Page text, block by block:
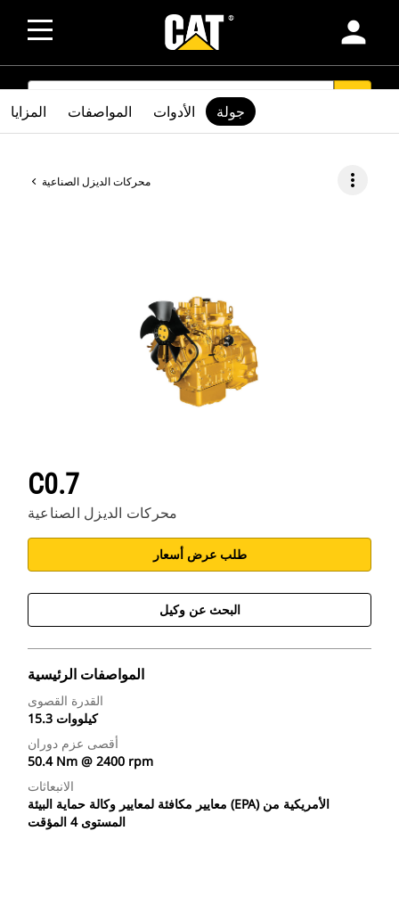
person
SEARCH
محركات الديزل الصناعية more_vert
C0.7
محركات الديزل الصناعية
طلب عرض أسعار
البحث عن وكيل
المواصفات الرئيسية
القدرة القصوى
15.3 كيلووات
أقصى عزم دوران
50.4 Nm @ 2400 rpm
الانبعاثات
معايير مكافئة لمعايير وكالة حماية البيئة (EPA) الأمريكية من
المستوى 4 المؤقت
المزايا المواصفات الأدوات جولة